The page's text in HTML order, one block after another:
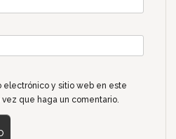
electrónico y sitio web en este
que haga un comentario.